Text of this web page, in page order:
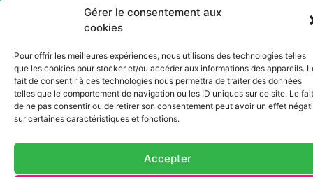
Gérer le consentement aux
cookies
Pour offrir les meilleures expériences, nous utilisons des technologies telles
que les cookies pour stocker et/ou accéder aux informations des appareils.
fait de consentir à ces technologies nous permettra de traiter des données
telles que le comportement de navigation ou les ID uniques sur ce site. Le fait
de ne pas consentir ou de retirer son consentement peut avoir un effet
sur certaines caractéristiques et fonctions.
Accepter
@Copyright 2026, Site réalisé parJ2R CONSULTING